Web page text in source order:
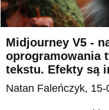
Midjourney V5 -
oprogramowania
tekstu. Efekty są
Natan Faleńczyk, 15-